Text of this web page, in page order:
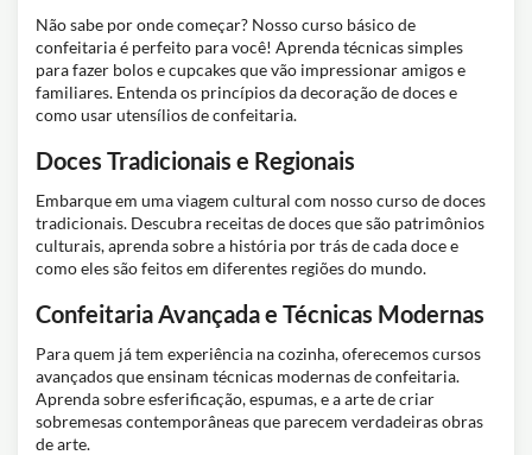
Não sabe por onde começar? Nosso curso básico de
confeitaria é perfeito para você! Aprenda técnicas simples
para fazer bolos e cupcakes que vão impressionar amigos e
familiares. Entenda os princípios da decoração de doces e
como usar utensílios de confeitaria.
Doces Tradicionais e Regionais
Embarque em uma viagem cultural com nosso curso de doces
tradicionais. Descubra receitas de doces que são patrimônios
culturais, aprenda sobre a história por trás de cada doce e
como eles são feitos em diferentes regiões do mundo.
Confeitaria Avançada e Técnicas Modernas
Para quem já tem experiência na cozinha, oferecemos cursos
avançados que ensinam técnicas modernas de confeitaria.
Aprenda sobre esferificação, espumas, e a arte de criar
sobremesas contemporâneas que parecem verdadeiras obras
de arte.